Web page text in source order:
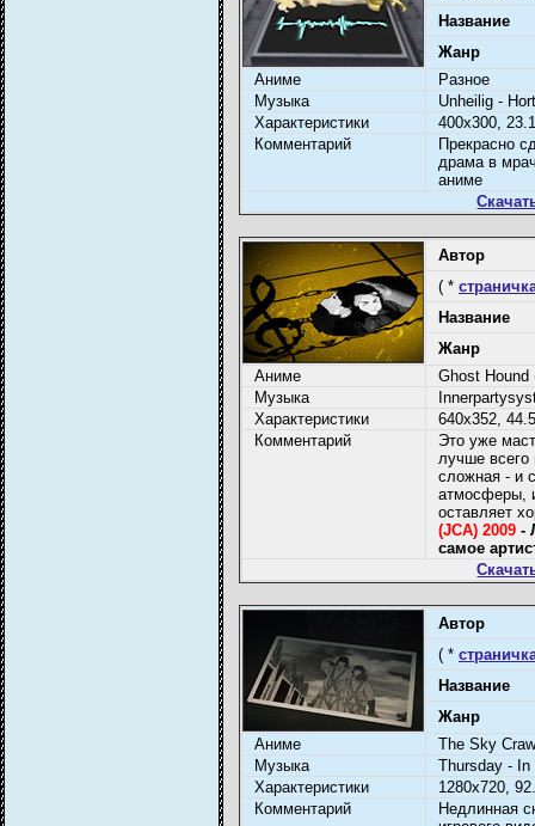
Название
Жанр
Аниме
Разное
Музыка
Unheilig -
Характеристики
400x300,
Комментарий
Прекрасно
драма в
аниме
Автор
( *
Название
Жанр
Аниме
Ghost
Музыка
Характеристики
640х352,
Комментарий
Это уже
лучше всего
сложная - и
атмосферы,
оставляет
(JCA) 2009 -
самое
Автор
( *
Название
Жанр
Аниме
The Sky
Музыка
Thursday - In
Характеристики
1280x720,
Комментарий
Недлинная